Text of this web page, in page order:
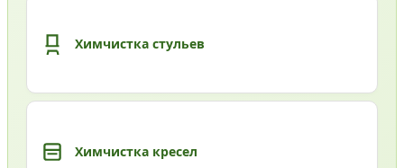
Химчистка стульев
Химчистка кресел